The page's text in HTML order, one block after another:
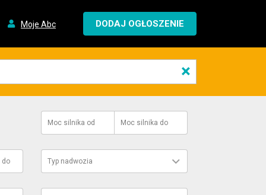
Moje Abc DODAJ OGŁOSZENIE
×
Moc silnika od Moc silnika do
do Typ nadwozia